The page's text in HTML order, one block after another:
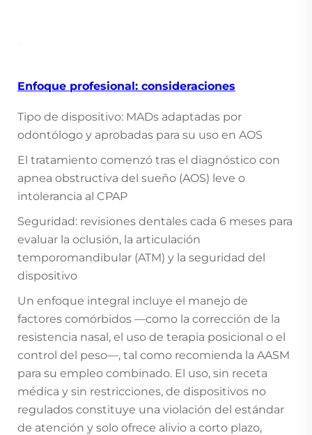
Enfoque profesional: consideraciones
Tipo de dispositivo: MADs adaptadas por
odontólogo y aprobadas para su uso en AOS
El tratamiento comenzó tras el diagnóstico con
apnea obstructiva del sueño (AOS) leve o
intolerancia al CPAP
Seguridad: revisiones dentales cada 6 meses para
evaluar la oclusión, la articulación
temporomandibular (ATM) y la seguridad del
dispositivo
Un enfoque integral incluye el manejo de
factores comórbidos —como la corrección de la
resistencia nasal, el uso de terapia posicional o el
control del peso—, tal como recomienda la AASM
para su empleo combinado. El uso, sin receta
médica y sin restricciones, de dispositivos no
regulados constituye una violación del estándar
de atención y solo ofrece alivio a corto plazo,